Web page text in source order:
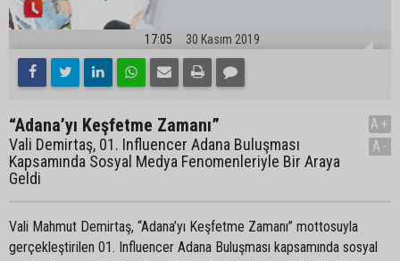
17:05 30 Kasım 2019
“Adana’yı Keşfetme Zamanı”
Vali Demirtaş, 01. Influencer Adana Buluşması
Kapsamında Sosyal Medya Fenomenleriyle Bir Araya
Geldi
A+
A-
Vali Mahmut Demirtaş, “Adana’yı Keşfetme Zamanı” mottosuyla
gerçekleştirilen 01. Influencer Adana Buluşması kapsamında sosyal